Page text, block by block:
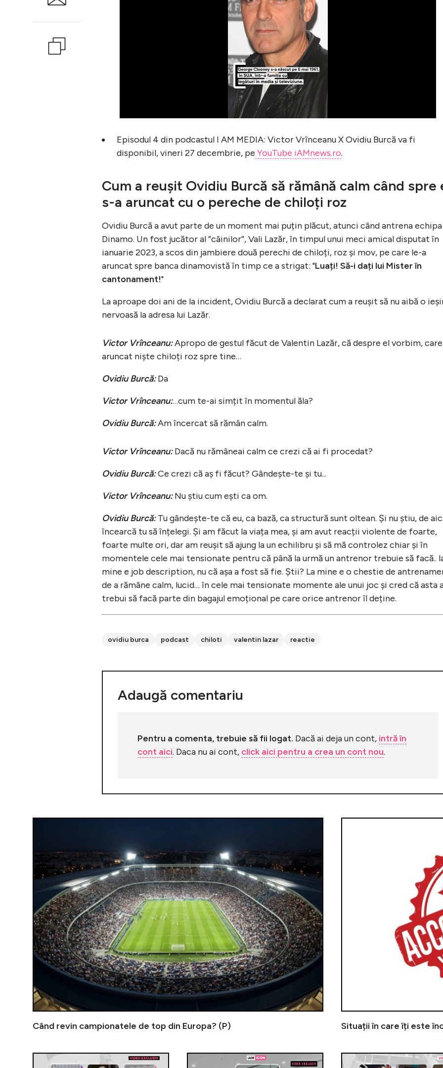
Episodul 4 din podcastul I AM MEDIA: Victor Vrînceanu X Ovidiu Burcă va fi
disponibil, vineri 27 decembrie, pe YouTube iAMnews.ro.
Cum a reușit Ovidiu Burcă să rămână calm când spre
s-a aruncat cu o pereche de chiloți roz
Ovidiu Burcă a avut parte de un moment mai puțin plăcut, atunci când antrena echipa
Dinamo. Un fost jucător al ”câinilor”, Vali Lazăr, în timpul unui meci amical disputat în
ianuarie 2023, a scos din jambiere două perechi de chiloți, roz și mov, pe care le-a
aruncat spre banca dinamovistă în timp ce a strigat: "Luați! Să-i dați lui Mister în
cantonament!"
La aproape doi ani de la incident, Ovidiu Burcă a declarat cum a reușit să nu aibă o
nervoasă la adresa lui Lazăr.
Victor Vrînceanu:Apropo de gestul făcut de Valentin Lazăr, că despre el vorbim,
aruncat niște chiloți roz spre tine…
Ovidiu Burcă:Da
Victor Vrînceanu:…cum te-ai simțit în momentul ăla?
Ovidiu Burcă:Am încercat să rămân calm.
Victor Vrînceanu:Dacă nu rămâneai calm ce crezi că ai fi procedat?
Ovidiu Burcă:Ce crezi că aș fi făcut? Gândește-te și tu...
Victor Vrînceanu: Nu știu cum ești ca om.
Ovidiu Burcă: Tu gândește-te că eu, ca bază, ca structură sunt oltean. Și nu știu, de
încearcă tu să înțelegi. Și am făcut la viața mea, și am avut reacții violente de foarte,
foarte multe ori, dar am reușit să ajung la un echilibru și să mă controlez chiar și în
momentele cele mai tensionate pentru că până la urmă un antrenor trebuie să facă..
mine e job description, nu că așa a fost să fie. Știi? La mine e o chestie de
de a rămâne calm, lucid… în cele mai tensionate momente ale unui joc și cred că asta
trebui să facă parte din bagajul emoțional pe care orice antrenor îl deține.
ovidiu burca podcast chiloti valentin lazar reactie
Adaugă comentariu
Pentru a comenta, trebuie să fii logat. Dacă ai deja un cont, intră în
cont aici. Daca nu ai cont, click aici pentru a crea un cont nou.
Când revin campionatele de top din Europa? (P) Situații în care îți este
Florin Răducioiu, un italiano